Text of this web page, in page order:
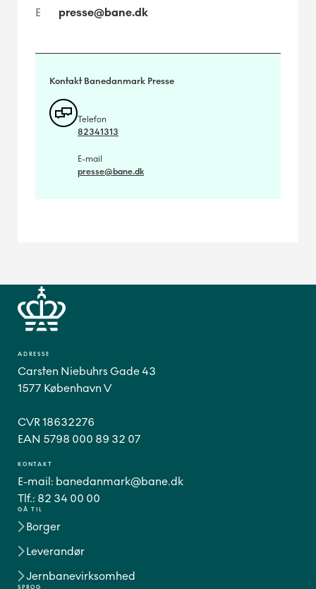
E
presse@bane.dk
Kontakt Banedanmark Presse
Telefon
82341313
E-mail
presse@bane.dk
GÅ TIL
Borger
Leverandør
Jernbanevirksomhed
SPROG
ADRESSE
Carsten Niebuhrs Gade 43
1577 København V
CVR 18632276
EAN 5798 000 89 32 07
KONTAKT
E-mail: banedanmark@bane.dk
Tlf.: 82 34 00 00